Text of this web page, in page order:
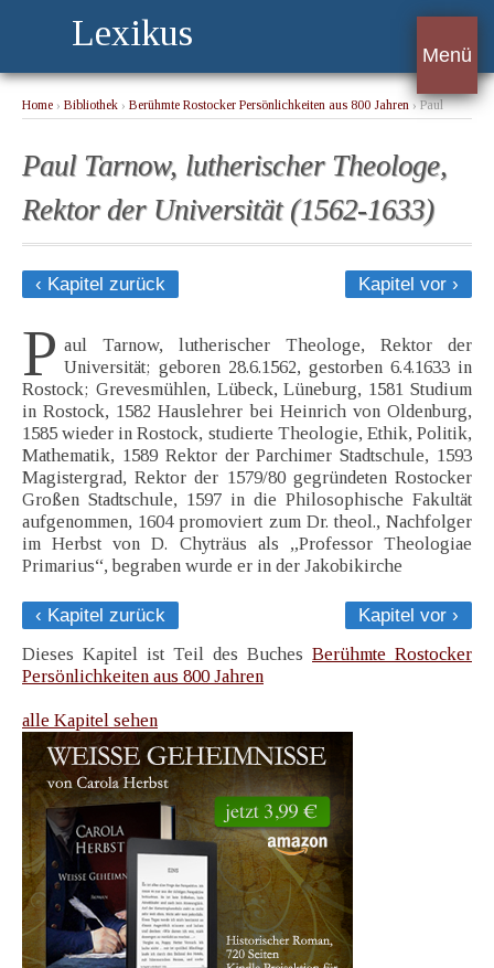
Lexikus
Menü
Home › Bibliothek › Berühmte Rostocker Persönlichkeiten aus 800 Jahren › Paul
Paul Tarnow, lutherischer Theologe,
Rektor der Universität (1562-1633)
‹ Kapitel zurück Kapitel vor ›
P aul Tarnow, lutherischer Theologe, Rektor der
Universität; geboren 28.6.1562, gestorben 6.4.1633 in
Rostock; Grevesmühlen, Lübeck, Lüneburg, 1581 Studium
in Rostock, 1582 Hauslehrer bei Heinrich von Oldenburg,
1585 wieder in Rostock, studierte Theologie, Ethik, Politik,
Mathematik, 1589 Rektor der Parchimer Stadtschule, 1593
Magistergrad, Rektor der 1579/80 gegründeten Rostocker
Großen Stadtschule, 1597 in die Philosophische Fakultät
aufgenommen, 1604 promoviert zum Dr. theol., Nachfolger
im Herbst von D. Chyträus als „Professor Theologiae
Primarius“, begraben wurde er in der Jakobikirche
‹ Kapitel zurück
Kapitel vor ›
Dieses Kapitel ist Teil des Buches Berühmte Rostocker
Persönlichkeiten aus 800 Jahren
alle Kapitel sehen